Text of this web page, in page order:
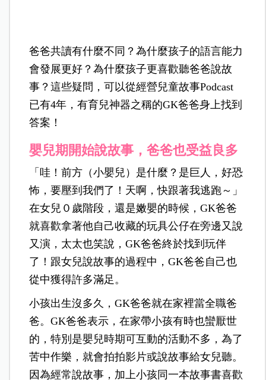
爸爸共讀有什麼不同？為什麼孩子的語言能力
會發展更好？為什麼孩子更喜歡聽爸爸說故
事？這些疑問，可以從經營兒童故事Podcast
已有4年，有育兒神器之稱的GK爸爸身上找到
答案！
嬰兒期開始說故事，爸爸也受益良多
「哇！前方（小嬰兒）是什麼？是巨人，好恐
怖，要壓到我們了！天啊，快跟著我逃跑～」
在女兒０歲階段，還是嫩嬰的時候，GK爸爸
就喜歡拿著他自己收藏的玩具公仔在旁邊又說
又演，太太也笑說，GK爸爸終於找到玩伴
了！跟女兒說故事的過程中，GK爸爸自己也
從中獲得許多滿足。
小孩出生沒多久，GK爸爸就在家裡當全職爸
爸。GK爸爸表示，在家帶小孩有時也蠻厭世
的，特別是嬰兒時期可互動的活動不多，為了
苦中作樂，就會拍拍影片或說故事給女兒聽。
因為經常說故事，加上小孩同一本故事書喜歡